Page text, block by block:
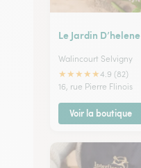
Le Jardin D’helene
Walincourt Selvigny
★★★★★4.9 (82)
16, rue Pierre Flinois
Voir la boutique